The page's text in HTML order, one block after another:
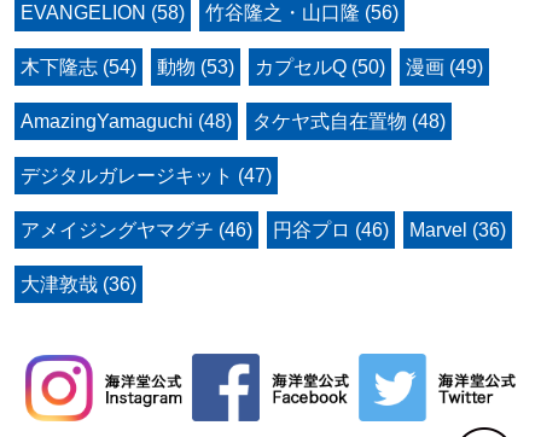
EVANGELION (58) 竹谷隆之・山口隆 (56)
木下隆志 (54) 動物 (53) カプセルQ (50) 漫画 (49)
AmazingYamaguchi (48) タケヤ式自在置物 (48)
デジタルガレージキット (47)
アメイジングヤマグチ (46) 円谷プロ (46) Marvel (36)
大津敦哉 (36)